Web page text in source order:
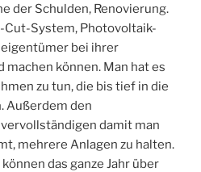
der Schulden, Renovierung.
Cut-System, Photovoltaik-
bei ihrer
können. Man hat es
zu tun, die bis tief in die
Außerdem den
damit man
mehrere Anlagen zu halten.
das ganze Jahr über